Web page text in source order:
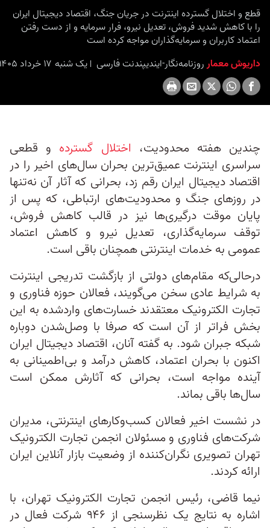
قطع و اختلال گسترده اینترنت در جریان جنگ، اقتصاد دیجیتال ایران
را با کاهش شدید فروش، تعدیل نیرو، فرار سرمایه و از دست رفتن
اعتماد کاربران و سرمایه‌گذاران مواجه کرده است
داریوش معمارروزنامه‌نگار-ایندیپندنت ‌فارسی یک شنبه ۱۷ خرداد ۱۴۰۵ برابر با ۷ ژوئن ۲۰۲۶ ۱۳:۰۰
چندین هفته محدودیت، اختلال گسترده و قطعی
سراسری اینترنت عمیق‌ترین بحران سال‌های اخیر را در
اقتصاد دیجیتال ایران رقم زد، بحرانی که آثار آن نه‌تنها
در روزهای جنگ و محدودیت‌های ارتباطی، که پس از
پایان موقت درگیری‌ها نیز در قالب کاهش فروش،
توقف سرمایه‌گذاری، تعدیل نیرو و کاهش اعتماد
عمومی به خدمات اینترنتی همچنان باقی است.
درحالی‌که مقام‌های دولتی از بازگشت تدریجی اینترنت
به شرایط عادی سخن می‌گویند، فعالان حوزه فناوری و
تجارت الکترونیک معتقدند خسارت‌های واردشده به این
بخش فراتر از آن است که صرفا با وصل‌شدن دوباره
شبکه جبران شود. به گفته آنان، اقتصاد دیجیتال ایران
اکنون با بحران اعتماد، کاهش درآمد و بی‌اطمینانی به
آینده مواجه است، بحرانی که آثارش ممکن است
سال‌ها باقی بماند.
در نشست اخیر فعالان کسب‌وکارهای اینترنتی، مدیران
شرکت‌های فناوری و مسئولان انجمن تجارت الکترونیک
تهران تصویری نگران‌کننده از وضعیت بازار آنلاین ایران
ارائه کردند.
نیما قاضی، رئیس انجمن تجارت الکترونیک تهران، با
اشاره به نتایج یک نظرسنجی از ۹۴۶ شرکت فعال در